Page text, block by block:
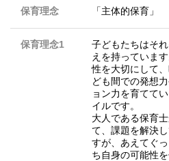
保育理念 「主体的保育」
保育理念1
子どもたちはそ
えを持っていま
性を大切にして
ども間での発想
ョン力を育てて
イルです。
大人である保育
て、課題を解決
すが、あえてぐ
ち自身の可能性